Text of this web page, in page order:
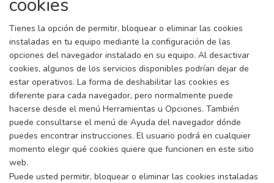
cookies
Tienes la opción de permitir, bloquear o eliminar las cookies
instaladas en tu equipo mediante la configuración de las
opciones del navegador instalado en su equipo. Al desactivar
cookies, algunos de los servicios disponibles podrían dejar de
estar operativos. La forma de deshabilitar las cookies es
diferente para cada navegador, pero normalmente puede
hacerse desde el menú Herramientas u Opciones. También
puede consultarse el menú de Ayuda del navegador dónde
puedes encontrar instrucciones. El usuario podrá en cualquier
momento elegir qué cookies quiere que funcionen en este sitio
web.
Puede usted permitir, bloquear o eliminar las cookies instaladas